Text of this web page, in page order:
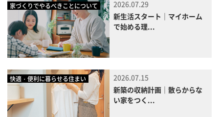
家づくりでやるべきことについて
2026.07.29
新生活スタート｜マイホーム
で始める理...
快適・便利に暮らせる住まい
2026.07.15
新築の収納計画｜散らからな
い家をつく...